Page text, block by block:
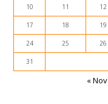
10 11 12
17 18 19
24 25 26
31
« Nov